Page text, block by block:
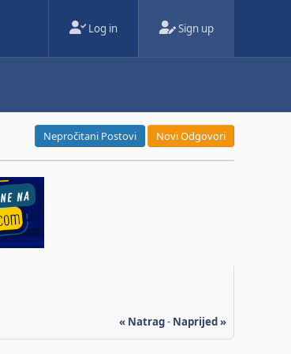
Log in Sign up
Nepročitani Postovi Novi Odgovori
« Natrag- Naprijed »